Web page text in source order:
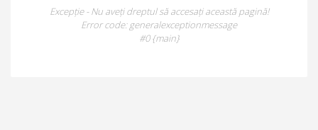
Excepție - Nu aveți dreptul să accesați această pagină!
Error code: generalexceptionmessage
#0 {main}